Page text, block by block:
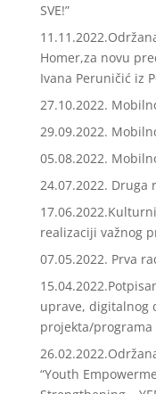
SVE!”
Homer,za novu
Ivana Peruničić iz
27.10.2022.
29.09.2022.
05.08.2022.
24.07.2022.
realizaciji važnog
07.05.2022. Prva
uprave, digitalnog
projekta/programa
“Youth